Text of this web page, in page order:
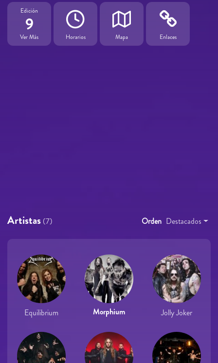
Edición
9
Ver Más Horarios Mapa Enlaces
Artistas (7) Orden Destacados
Equilibrium Morphium Jolly Joker